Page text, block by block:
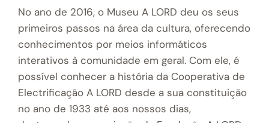
No ano de 2016, o Museu A LORD deu os seus
primeiros passos na área da cultura, oferecendo
conhecimentos por meios informáticos
interativos à comunidade em geral. Com ele, é
possível conhecer a história da Cooperativa de
Electrificação A LORD desde a sua constituição
no ano de 1933 até aos nossos dias,